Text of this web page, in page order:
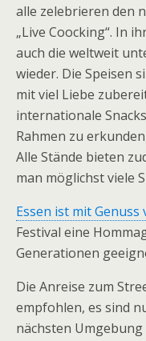
alle zelebrieren den
„Live Coocking“. In
auch die weltweit
wieder. Die Speisen
mit viel Liebe
internationale
Rahmen zu
Alle Stände bieten
man möglichst viele
Essen ist mit Genuss
Festival eine
Generationen
Die Anreise zum
empfohlen, es sind
nächsten